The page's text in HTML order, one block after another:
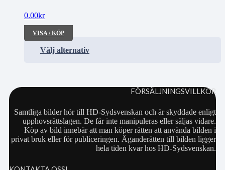
0.00kr
VISA / KÖP
Välj alternativ
FÖRSÄLJNINGSVILLKOR
Samtliga bilder hör till HD-Sydsvenskan och är skyddade enligt
upphovsrättslagen. De får inte manipuleras eller säljas vidare.
Köp av bild innebär att man köper rätten att använda bilden i
privat bruk eller för publiceringen. Äganderätten till bilden ligger
hela tiden kvar hos HD-Sydsvenskan.